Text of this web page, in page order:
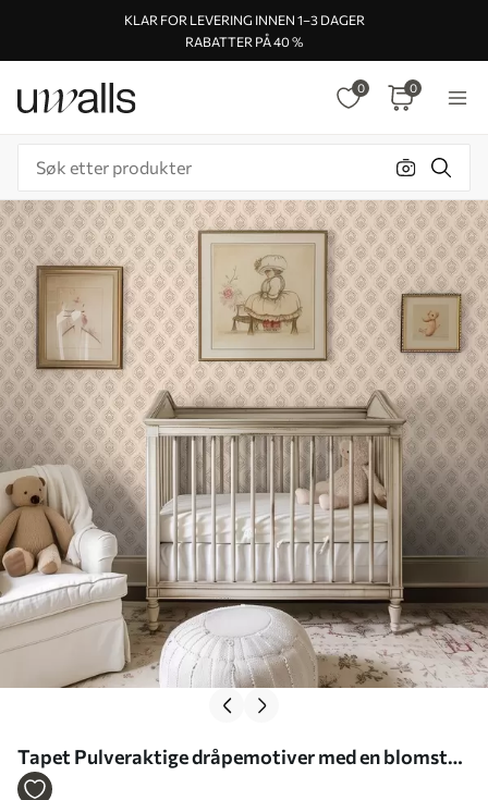
KLAR FOR LEVERING INNEN 1–3 DAGER
RABATTER PÅ 40 %
0 0
Tapet Pulveraktige dråpemotiver med en blomst
på en varm bakgrunn Nr. a00977v2